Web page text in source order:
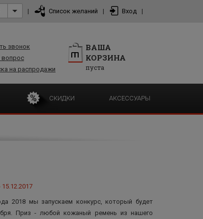
| Список желаний | Вход |
звонок
вопрос
на распродажи
ВАША
КОРЗИНА
пуста
СКИДКИ АКСЕССУАРЫ
2018 мы запускаем конкурс, который будет
Приз - любой кожаный ремень из нашего